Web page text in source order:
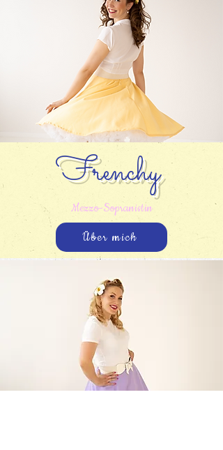
Frenchy
Mezzo-Sopranistin
Über mich